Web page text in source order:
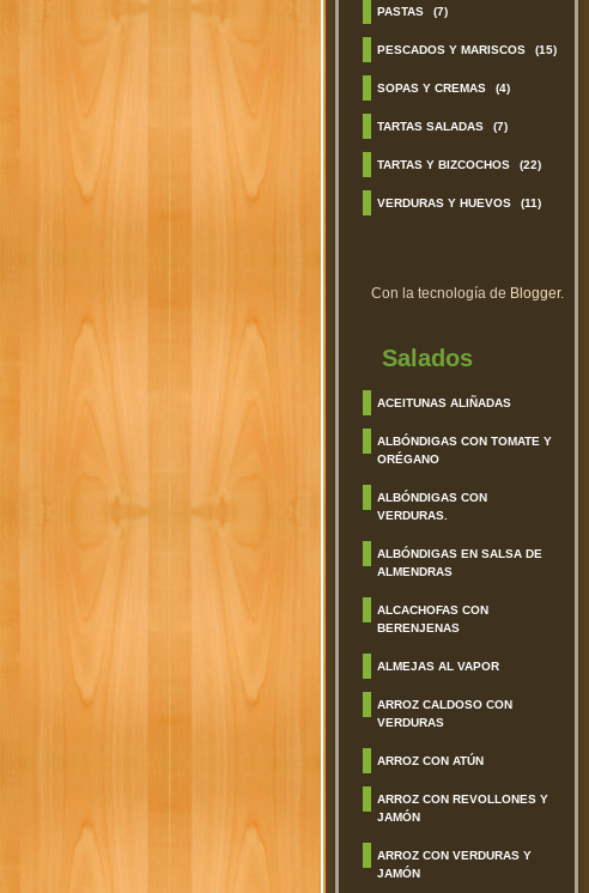
PASTAS (7)
PESCADOS Y MARISCOS (15)
SOPAS Y CREMAS (4)
TARTAS SALADAS (7)
TARTAS Y BIZCOCHOS (22)
VERDURAS Y HUEVOS (11)
Con la tecnología de Blogger.
Salados
ACEITUNAS ALIÑADAS
ALBÓNDIGAS CON TOMATE Y
ORÉGANO
ALBÓNDIGAS CON
VERDURAS.
ALBÓNDIGAS EN SALSA DE
ALMENDRAS
ALCACHOFAS CON
BERENJENAS
ALMEJAS AL VAPOR
ARROZ CALDOSO CON
VERDURAS
ARROZ CON ATÚN
ARROZ CON REVOLLONES Y
JAMÓN
ARROZ CON VERDURAS Y
JAMÓN